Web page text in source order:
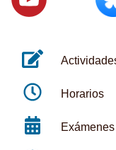
Horarios
Exámenes